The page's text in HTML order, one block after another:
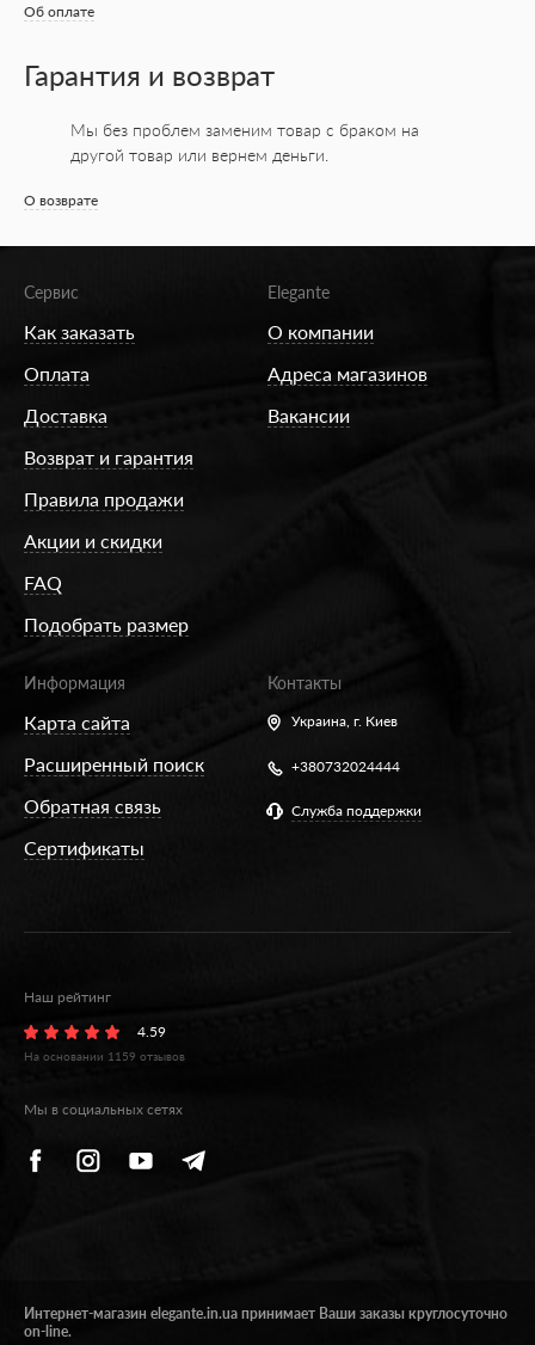
Об оплате
Гарантия и возврат
Мы без проблем заменим товар с браком на
другой товар или вернем деньги.
О возврате
Сервис
Как заказать
Оплата
Доставка
Возврат и гарантия
Правила продажи
Акции и скидки
FAQ
Подобрать размер
Elegante
О компании
Адреса магазинов
Вакансии
Информация
Карта сайта
Расширенный поиск
Обратная связь
Сертификаты
Контакты
Украина, г. Киев
+380732024444
Служба поддержки
Наш рейтинг
4.59
На основании 1159 отзывов
Мы в социальных сетях
Интернет-магазин elegante.in.ua принимает Ваши заказы круглосуточно
on-line.